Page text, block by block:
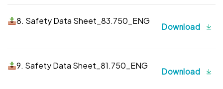
8. Safety Data Sheet_83.750_ENG
Download
9. Safety Data Sheet_81.750_ENG
Download